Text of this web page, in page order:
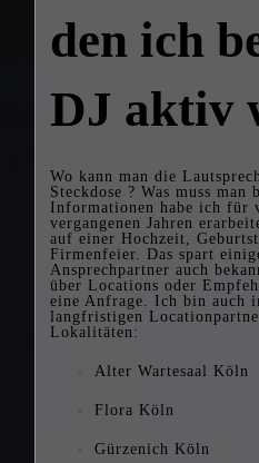
den ich
DJ aktiv
Wo kann man die
Steckdose ? Was muss man
Informationen habe ich für
vergangenen Jahren
auf einer Hochzeit,
Firmenfeier. Das spart
Ansprechpartner auch
über Locations oder
eine Anfrage. Ich bin auch
langfristigen
Lokalitäten:
Alter Wartesaal Köln
Flora Köln
Gürzenich Köln